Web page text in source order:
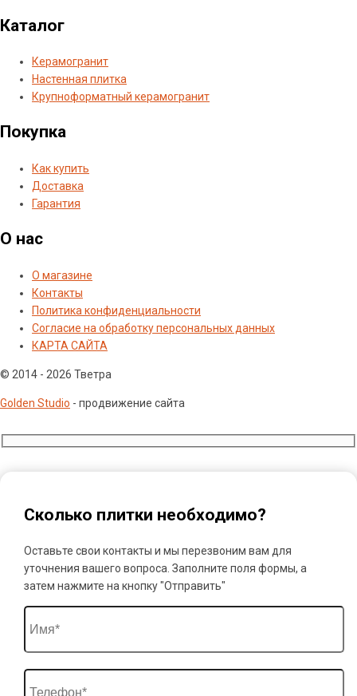
Каталог
Керамогранит
Настенная плитка
Крупноформатный керамогранит
Покупка
Как купить
Доставка
Гарантия
О нас
О магазине
Контакты
Политика конфиденциальности
Согласие на обработку персональных данных
КАРТА САЙТА
© 2014 - 2026 Тветра
Golden Studio - продвижение сайта
Сколько плитки необходимо?
Оставьте свои контакты и мы перезвоним вам для
уточнения вашего вопроса. Заполните поля формы, а
затем нажмите на кнопку "Отправить"